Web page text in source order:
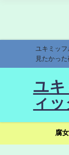
ユキミッ
見たかっ
ユ
ィ
腐